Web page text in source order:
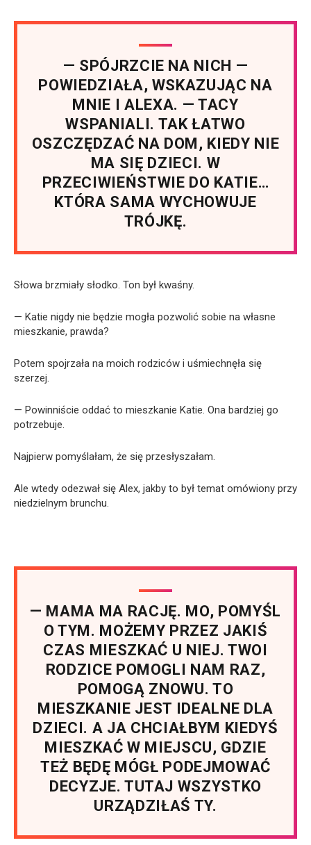
— SPÓJRZCIE NA NICH —
POWIEDZIAŁA, WSKAZUJĄC NA
MNIE I ALEXA. — TACY
WSPANIALI. TAK ŁATWO
OSZCZĘDZAĆ NA DOM, KIEDY NIE
MA SIĘ DZIECI. W
PRZECIWIEŃSTWIE DO KATIE…
KTÓRA SAMA WYCHOWUJE
TRÓJKĘ.
Słowa brzmiały słodko. Ton był kwaśny.
— Katie nigdy nie będzie mogła pozwolić sobie na własne
mieszkanie, prawda?
Potem spojrzała na moich rodziców i uśmiechnęła się
szerzej.
— Powinniście oddać to mieszkanie Katie. Ona bardziej go
potrzebuje.
Najpierw pomyślałam, że się przesłyszałam.
Ale wtedy odezwał się Alex, jakby to był temat omówiony przy
niedzielnym brunchu.
— MAMA MA RACJĘ. MO, POMYŚL
O TYM. MOŻEMY PRZEZ JAKIŚ
CZAS MIESZKAĆ U NIEJ. TWOI
RODZICE POMOGLI NAM RAZ,
POMOGĄ ZNOWU. TO
MIESZKANIE JEST IDEALNE DLA
DZIECI. A JA CHCIAŁBYM KIEDYŚ
MIESZKAĆ W MIEJSCU, GDZIE
TEŻ BĘDĘ MÓGŁ PODEJMOWAĆ
DECYZJE. TUTAJ WSZYSTKO
URZĄDZIŁAŚ TY.